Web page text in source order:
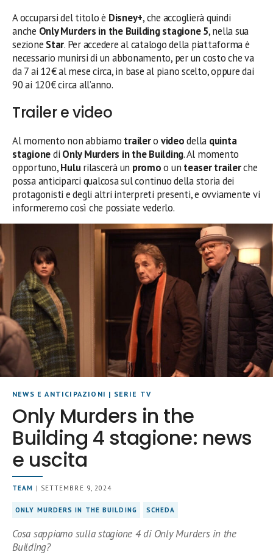
A occuparsi del titolo è Disney+, che accoglierà quindi
anche Only Murders in the Building stagione 5, nella sua
sezione Star. Per accedere al catalogo della piattaforma è
necessario munirsi di un abbonamento, per un costo che va
da 7 ai 12€ al mese circa, in base al piano scelto, oppure dai
90 ai 120€ circa all’anno.
Trailer e video
Al momento non abbiamo trailero videodella quinta
stagionedi Only Murders in the Building. Al momento
opportuno,Hulurilascerà un promoo un teaser trailerche
possa anticiparci qualcosa sul continuo della storia dei
protagonisti e degli altri interpreti presenti, e ovviamente vi
informeremo così che possiate vederlo.
NEWS E ANTICIPAZIONI | SERIE TV
Only Murders in the
Building 4 stagione: news
e uscita
TEAM | SETTEMBRE 9, 2024
ONLY MURDERS IN THE BUILDING SCHEDA
Cosa sappiamo sulla stagione 4 di Only Murders in the
Building?